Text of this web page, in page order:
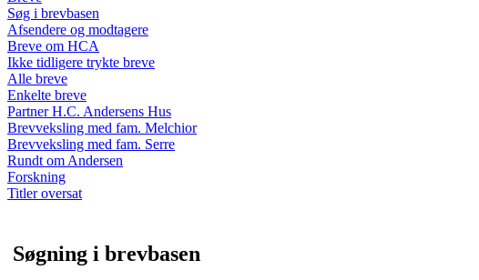
Søg i brevbasen
Afsendere og modtagere
Breve om HCA
Ikke tidligere trykte breve
Alle breve
Enkelte breve
Partner H.C. Andersens Hus
Brevveksling med fam. Melchior
Brevveksling med fam. Serre
Rundt om Andersen
Forskning
Titler oversat
Søgning i brevbasen